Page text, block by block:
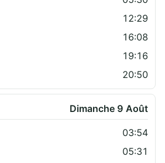
12:29
16:08
19:16
20:50
Dimanche 9 Août
03:54
05:31